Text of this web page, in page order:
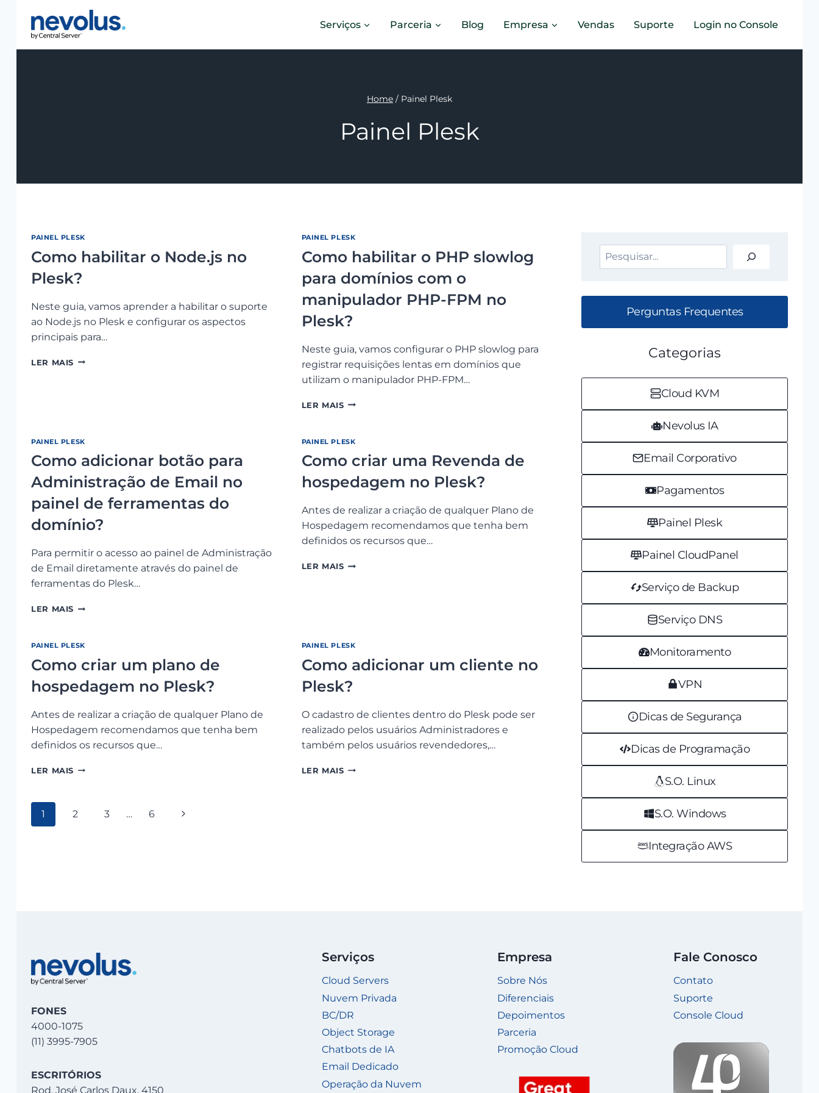
para
Conteúdo
Serviços Parceria Blog Empresa Vendas Suporte Login no Console
Home / Painel Plesk
Painel Plesk
PAINEL PLESK
Como habilitar o Node.js no
Plesk?
Neste guia, vamos aprender a habilitar o suporte
ao Node.js no Plesk e configurar os aspectos
principais para…
LER MAIS COMO
PAINEL PLESK
Como habilitar o PHP slowlog
para domínios com o
manipulador PHP-FPM no
Plesk?
Neste guia, vamos configurar o PHP slowlog para
registrar requisições lentas em domínios que
utilizam o manipulador PHP-FPM…
LER MAISCOMO
PHP
PARA
DOMÍNIOS
COM
MANIPULADOR
PHP-
PAINEL PLESK
Como adicionar botão para
Administração de Email no
painel de ferramentas do
domínio?
Para permitir o acesso ao painel de Administração
de Email diretamente através do painel de
ferramentas do Plesk…
LER MAIS COMO
PARA
DE
EMAIL
NO
DE
FERRAMENTAS
PAINEL PLESK
Como criar uma Revenda de
hospedagem no Plesk?
Antes de realizar a criação de qualquer Plano de
Hospedagem recomendamos que tenha bem
definidos os recursos que…
LER MAISCOMO
PLESK?
PAINEL PLESK
Como criar um plano de
hospedagem no Plesk?
Antes de realizar a criação de qualquer Plano de
Hospedagem recomendamos que tenha bem
definidos os recursos que…
LER MAIS COMO
DE
PAINEL PLESK
Como adicionar um cliente no
Plesk?
O cadastro de clientes dentro do Plesk pode ser
realizado pelos usuários Administradores e
também pelos usuários revendedores,…
LER MAISCOMO
Navegação
1 2 3 … 6
Página
Pesquisar
Perguntas Frequentes
Categorias
Cloud KVM
Nevolus IA
Email Corporativo
Pagamentos
Painel Plesk
Painel CloudPanel
Serviço de Backup
Serviço DNS
Monitoramento
VPN
Dicas de Segurança
Dicas de Programação
S.O. Linux
S.O. Windows
Integração AWS
FONES
4000-1075
(11) 3995-7905
ESCRITÓRIOS
Rod. José Carlos Daux, 4150
Serviços
Cloud Servers
Nuvem Privada
BC/DR
Object Storage
Chatbots de IA
Email Dedicado
Operação da Nuvem
Empresa
Sobre Nós
Diferenciais
Depoimentos
Parceria
Promoção Cloud
Fale Conosco
Contato
Suporte
Console Cloud